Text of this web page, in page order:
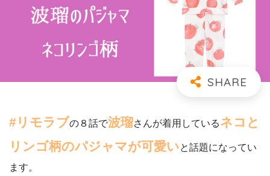
#リモラブの８話で波瑠さんが着用しているネコと
リンゴ柄のパジャマが可愛いと話題になってい
ます。